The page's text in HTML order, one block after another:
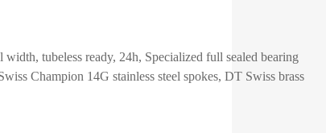
tubeless ready, 24h, Specialized full sealed bearing
Champion 14G stainless steel spokes, DT Swiss brass